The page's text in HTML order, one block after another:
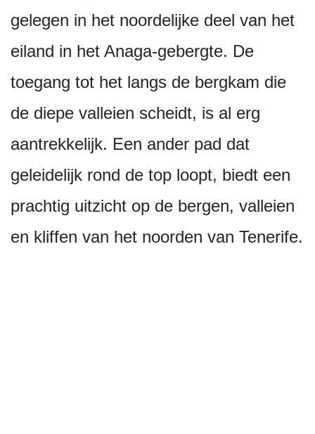
gelegen in het noordelijke deel van het
eiland in het Anaga-gebergte. De
toegang tot het langs de bergkam die
de diepe valleien scheidt, is al erg
aantrekkelijk. Een ander pad dat
geleidelijk rond de top loopt, biedt een
prachtig uitzicht op de bergen, valleien
en kliffen van het noorden van Tenerife.